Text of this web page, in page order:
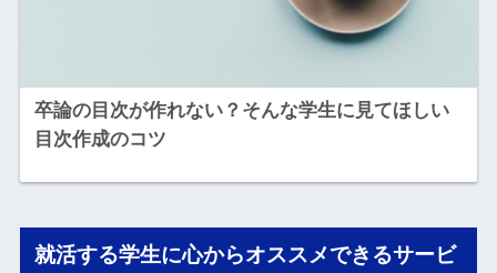
卒論の目次が作れない？そんな学生に見てほしい
目次作成のコツ
就活する学生に心からオススメできるサービ